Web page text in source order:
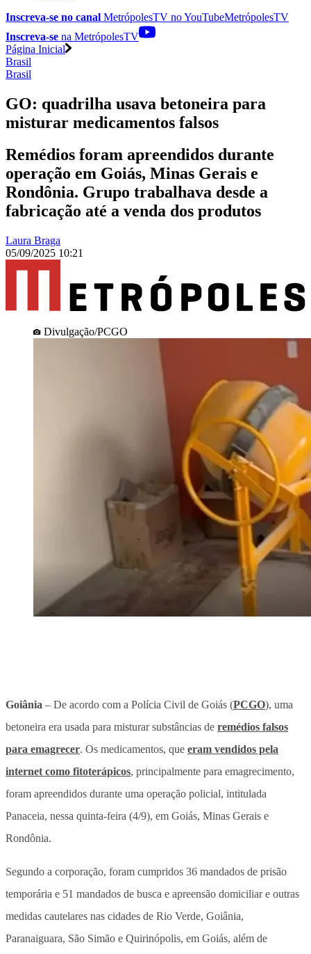
Inscreva-se no canal MetrópolesTV noYouTubeMetrópolesTV
Inscreva-se na MetrópolesTV
Página Inicial
Brasil
Brasil
GO: quadrilha usava betoneira para
misturar medicamentos falsos
Remédios foram apreendidos durante
operação em Goiás, Minas Gerais e
Rondônia. Grupo trabalhava desde a
fabricação até a venda dos produtos
Laura Braga
05/09/2025 10:21
Divulgação/PCGO
Goiânia – De acordo com a Polícia Civil de Goiás (PCGO), uma
betoneira era usada para misturar substâncias de remédios falsos
para emagrecer. Os medicamentos, que eram vendidos pela
internet como fitoterápicos, principalmente para emagrecimento,
foram apreendidos durante uma operação policial, intitulada
Panaceia, nessa quinta-feira (4/9), em Goiás, Minas Gerais e
Rondônia.
Segundo a corporação, foram cumpridos 36 mandados de prisão
temporária e 51 mandados de busca e apreensão domiciliar e outras
medidas cautelares nas cidades de Rio Verde, Goiânia,
Paranaiguara, São Simão e Quirinópolis, em Goiás, além de